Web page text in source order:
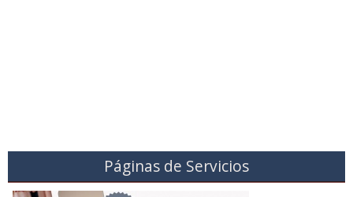
Páginas de Servicios